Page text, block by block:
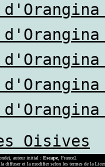
Oisives
auteur initial :Escape, France].
diffuser et la modifier selon les termes de la